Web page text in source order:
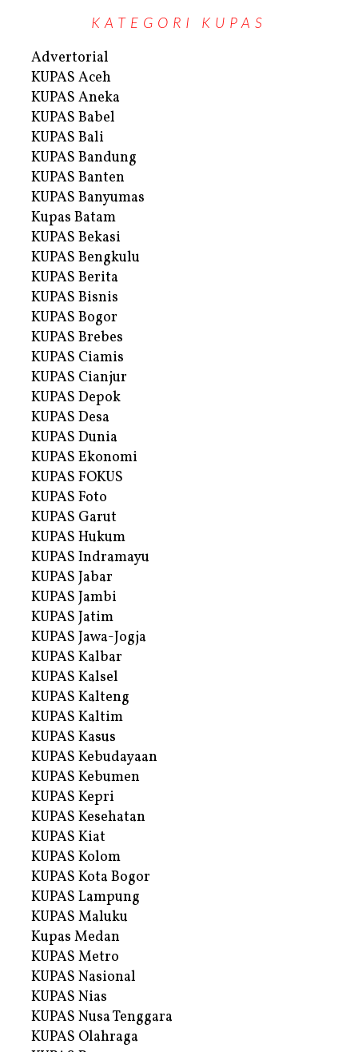
KATEGORI KUPAS
Advertorial
KUPAS Aceh
KUPAS Aneka
KUPAS Babel
KUPAS Bali
KUPAS Bandung
KUPAS Banten
KUPAS Banyumas
Kupas Batam
KUPAS Bekasi
KUPAS Bengkulu
KUPAS Berita
KUPAS Bisnis
KUPAS Bogor
KUPAS Brebes
KUPAS Ciamis
KUPAS Cianjur
KUPAS Depok
KUPAS Desa
KUPAS Dunia
KUPAS Ekonomi
KUPAS FOKUS
KUPAS Foto
KUPAS Garut
KUPAS Hukum
KUPAS Indramayu
KUPAS Jabar
KUPAS Jambi
KUPAS Jatim
KUPAS Jawa-Jogja
KUPAS Kalbar
KUPAS Kalsel
KUPAS Kalteng
KUPAS Kaltim
KUPAS Kasus
KUPAS Kebudayaan
KUPAS Kebumen
KUPAS Kepri
KUPAS Kesehatan
KUPAS Kiat
KUPAS Kolom
KUPAS Kota Bogor
KUPAS Lampung
KUPAS Maluku
Kupas Medan
KUPAS Metro
KUPAS Nasional
KUPAS Nias
KUPAS Nusa Tenggara
KUPAS Olahraga